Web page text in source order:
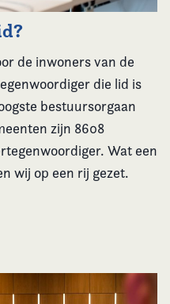
de inwoners van de
die lid is
bestuursorgaan
zijn 8608
Wat een
wij op een rij gezet.